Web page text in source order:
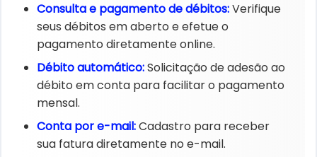
Consulta e pagamento de débitos:​Verifique
seus débitos em aberto e efetue o
pagamento diretamente online.
Débito automático:​Solicitação de adesão ao
débito em conta para facilitar o pagamento
mensal.
Conta por e-mail:​Cadastro para receber
sua fatura diretamente no e-mail.